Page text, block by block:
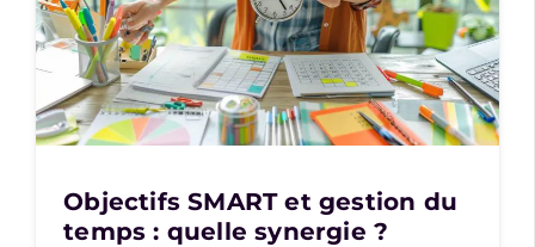
Objectifs SMART et gestion du
temps : quelle synergie ?